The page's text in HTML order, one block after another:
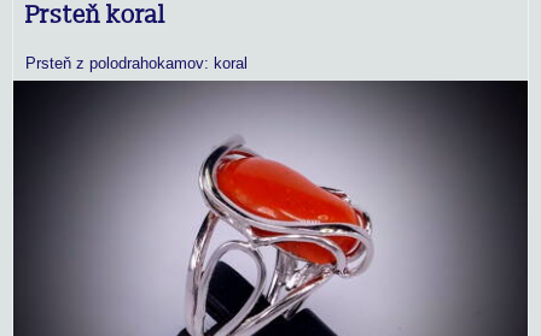
Prsteň koral
Prsteň z polodrahokamov: koral